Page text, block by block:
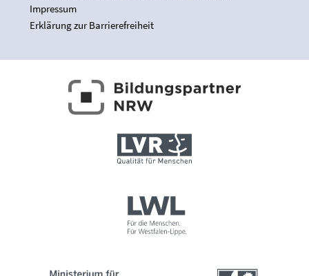
Impressum
Erklärung zur Barrierefreiheit